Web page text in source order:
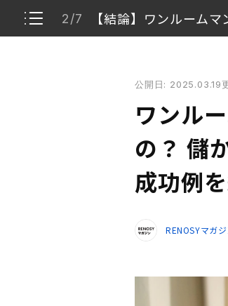
2/7 【結論】ワンルーム
ワンルームマンション投資で失
【結論】ワンルームマンショ
「ワンルームマンション投資は
ワンルームマンション投資で
ワンルームマンション投資を
公開日: 2025.03.19
ワンル
の？ 儲
成功例
RENOSYマガ